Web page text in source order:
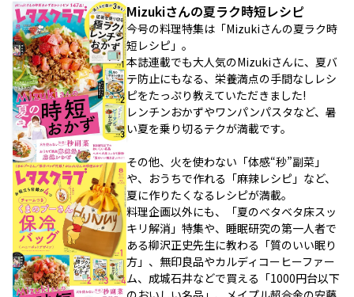
Mizukiさんの夏ラク時短レシピ
今号の料理特集は「Mizukiさんの夏ラク時
短レシピ」。
本誌連載でも大人気のMizukiさんに、夏バ
テ防止にもなる、栄養満点の手間なしレシ
ピをたっぷり教えていただきました!
レンチンおかずやワンパンパスタなど、暑
い夏を乗り切るテクが満載です。
その他、火を使わない「体感“秒”副菜」
や、おうちで作れる「麻辣レシピ」など、
夏に作りたくなるレシピが満載。
料理企画以外にも、「夏のベタベタ床スッ
キリ解消」特集や、睡眠研究の第一人者で
ある柳沢正史先生に教わる「質のいい眠り
方」、無印良品やカルディコーヒーファー
ム、成城石井などで買える「1000円台以下